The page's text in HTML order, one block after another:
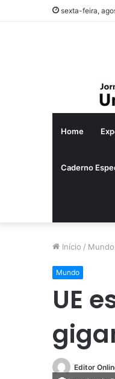
sexta-feira,
Home
Caderno
Início / Mundo
Mundo
UE
Editor